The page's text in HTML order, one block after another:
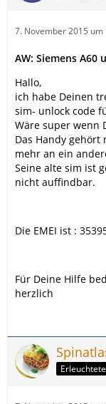
7. November 2015 um
AW: Siemens A60
Hallo,
ich habe Deinen
sim- unlock code
Wäre super wenn
Das Handy gehört
mehr an ein
Seine alte sim ist
nicht auffindbar.
Die EMEI ist :
Für Deine Hilfe
herzlich